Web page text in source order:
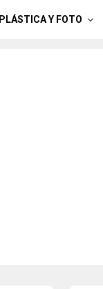
PLÁSTICA Y FOTO